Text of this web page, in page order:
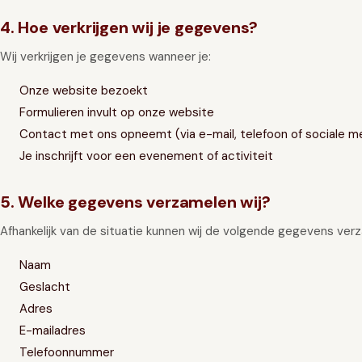
4. Hoe verkrijgen wij je gegevens?
Wij verkrijgen je gegevens wanneer je:
Onze website bezoekt
Formulieren invult op onze website
Contact met ons opneemt (via e-mail, telefoon of sociale
Je inschrijft voor een evenement of activiteit
5. Welke gegevens verzamelen wij?
Afhankelijk van de situatie kunnen wij de volgende gegevens
Naam
Geslacht
Adres
E-mailadres
Telefoonnummer